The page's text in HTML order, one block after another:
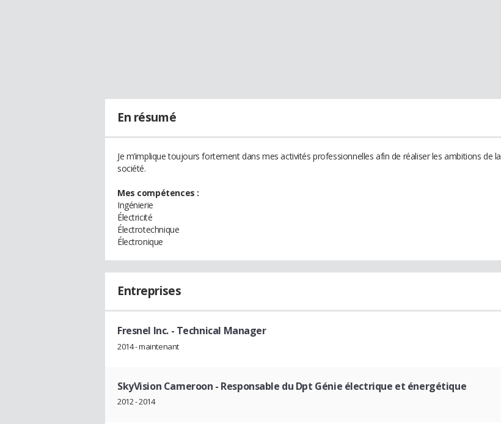
En résumé
Je m’implique toujours fortement dans mes activités professionnelles afin de réaliser les ambitions de la
société.
Mes compétences :
Ingénierie
Électricité
Électrotechnique
Électronique
Entreprises
Fresnel Inc.- Technical Manager
2014 - maintenant
SkyVision Cameroon - Responsable du Dpt Génie électrique et énergétique
2012 - 2014